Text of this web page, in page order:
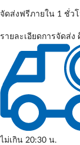
จัดส่งฟรีภายใน 1 ชั่ว
รายละเอียดการจัดส่ง
ไม่เกิน 20:30 น.